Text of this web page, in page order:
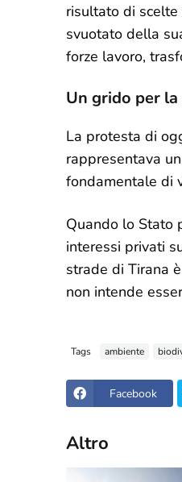
risultato di
svuotato della
forze lavoro,
Un grido per
La protesta di
rappresentava
fondamentale di
Quando lo Stato
interessi privati
strade di Tirana
non intende
Tags ambiente
Facebook
Altro